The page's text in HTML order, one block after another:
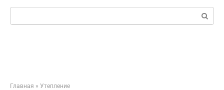
Поиск:
Главная » Утепление